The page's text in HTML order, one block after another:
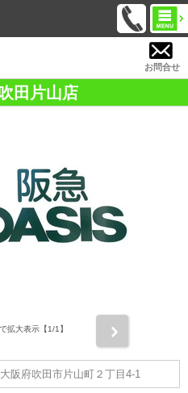
お問合せ
田片山店
拡大表示【1/1】
大阪府吹田市片山町２丁目4-1